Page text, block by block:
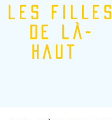
les filles
de là-
haut